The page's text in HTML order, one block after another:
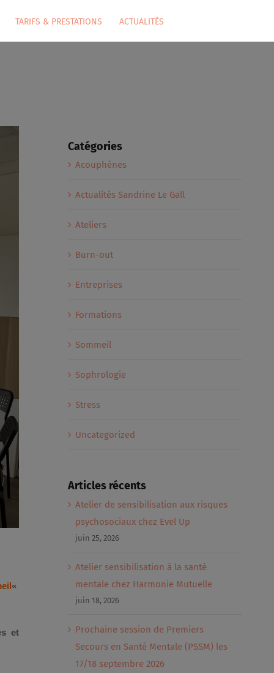
TARIFS & PRESTATIONS ACTUALITÉS
«
et
Catégories
Acouphènes
Actualités Sandrine Le Gall
Ateliers
Burn-out
Entreprises
Formations
Sommeil
Sophrologie
Stress
Uncategorized
Articles récents
Atelier de sensibilisation aux risques
psychosociaux chez Evel Up
juin 25, 2026
Atelier sensibilisation à la santé
mentale chez Harmonie Mutuelle
juin 18, 2026
Prochaine session de Premiers
Secours en Santé Mentale (PSSM) les
17/18 septembre 2026